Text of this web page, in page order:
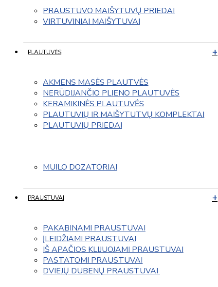
PRAUSTUVO MAIŠYTUVŲ PRIEDAI
VIRTUVINIAI MAIŠYTUVAI
PLAUTUVĖS
AKMENS MASĖS PLAUTVĖS
NERŪDIJANČIO PLIENO PLAUTUVĖS
KERAMIKINĖS PLAUTUVĖS
PLAUTUVIŲ IR MAIŠYTUTVŲ KOMPLEKTAI
PLAUTUVIŲ PRIEDAI
MUILO DOZATORIAI
PRAUSTUVAI
PAKABINAMI PRAUSTUVAI
ĮLEIDŽIAMI PRAUSTUVAI
IŠ APAČIOS KLIJUOJAMI PRAUSTUVAI
PASTATOMI PRAUSTUVAI
DVIEJŲ DUBENŲ PRAUSTUVAI